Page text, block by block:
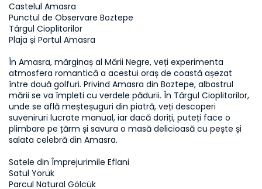
Castelul Amasra
Punctul de Observare Boztepe
Târgul Cioplitorilor
Plaja și Portul Amasra
În Amasra, mărginaș al Mării Negre, veți experimenta
atmosfera romantică a acestui oraș de coastă așezat
între două golfuri. Privind Amasra din Boztepe, albastrul
mării se va împleti cu verdele pădurii. În Târgul Cioplitorilor,
unde se află meșteșuguri din piatră, veți descoperi
suveniruri lucrate manual, iar dacă doriți, puteți face o
plimbare pe țărm și savura o masă delicioasă cu pește și
salata celebră din Amasra.
Satele din Împrejurimile Eflani
Satul Yörük
Parcul Natural Gölcük